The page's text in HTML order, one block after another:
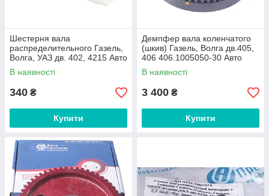
Шестерня вала
распределительного Газель,
Волга, УАЗ дв. 402, 4215 Авто
Престиж
В наявності
340 ₴
Купити
Демпфер вала коленчатого
(шкив) Газель, Волга дв.405,
406 406.1005050-30 Авто
Престиж
В наявності
3 400 ₴
Купити